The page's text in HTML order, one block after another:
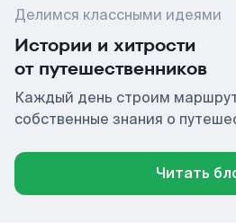
Делимся классными идеями
Истории и хитрости
от путешественников
Каждый день строим
собственные знания о
Читать